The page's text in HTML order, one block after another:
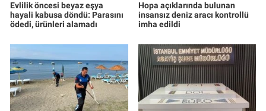
Evlilik öncesi beyaz eşya
hayali kabusa döndü: Parasını
ödedi, ürünleri alamadı
Hopa açıklarında bulunan
insansız deniz aracı kontrollü
imha edildi